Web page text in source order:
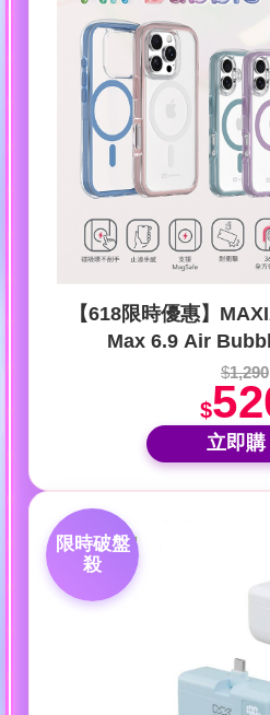
【618限時優惠】
Max 6.9 Air
$1,290
$
立即購
限時破盤
殺